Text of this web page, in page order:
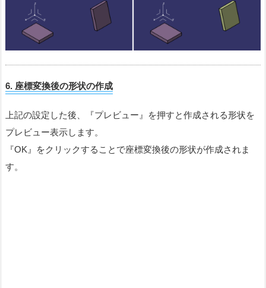
6. 座標変換後の形状の作成
上記の設定した後、『プレビュー』を押すと作成される形状を
プレビュー表示します。
『OK』をクリックすることで座標変換後の形状が作成されま
す。